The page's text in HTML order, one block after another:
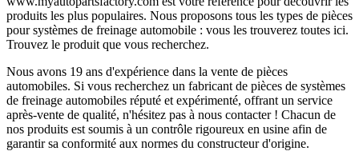
produits les plus populaires. Nous proposons tous les types de pièces
pour systèmes de freinage automobile : vous les trouverez toutes ici.
Trouvez le produit que vous recherchez.
Nous avons 19 ans d'expérience dans la vente de pièces
automobiles. Si vous recherchez un fabricant de pièces de systèmes
de freinage automobiles réputé et expérimenté, offrant un service
après-vente de qualité, n'hésitez pas à nous contacter ! Chacun de
nos produits est soumis à un contrôle rigoureux en usine afin de
garantir sa conformité aux normes du constructeur d'origine.